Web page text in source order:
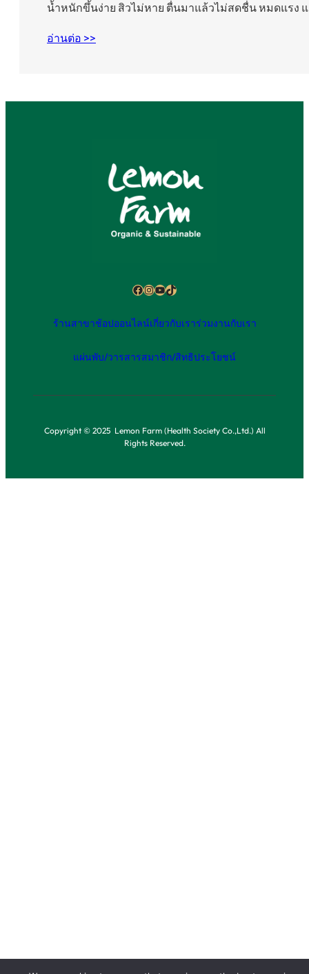
น้ำหนักขึ้นง่าย สิวไม่หาย ตื่นมาแล้วไม่สดชื่น หมดแรง
อ่านต่อ >>
Facebook
Instagram
YouTube
TikTok
ร้านสาขาช้อปออนไลน์เกี่ยวกับเราร่วมงานกับเรา
แผ่นพับ/วารสารสมาชิก/สิทธิประโยชน์
Copyright © 2025 Lemon Farm (Health Society Co.,Ltd.) All
Rights Reserved.